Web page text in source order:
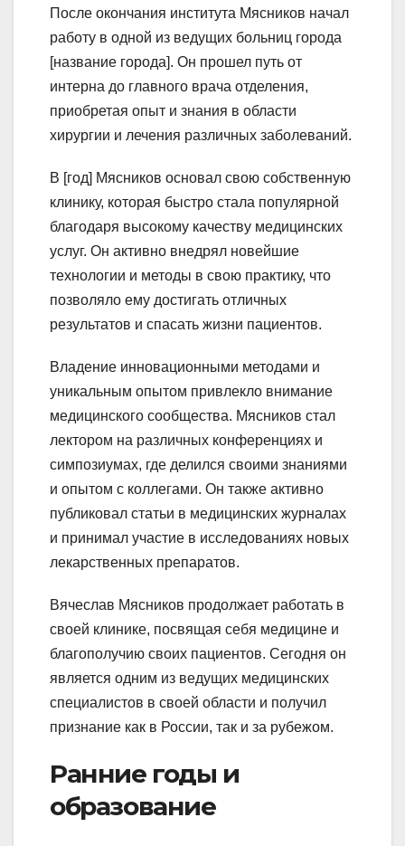
После окончания института Мясников начал
работу в одной из ведущих больниц города
[название города]. Он прошел путь от
интерна до главного врача отделения,
приобретая опыт и знания в области
хирургии и лечения различных заболеваний.
В [год] Мясников основал свою собственную
клинику, которая быстро стала популярной
благодаря высокому качеству медицинских
услуг. Он активно внедрял новейшие
технологии и методы в свою практику, что
позволяло ему достигать отличных
результатов и спасать жизни пациентов.
Владение инновационными методами и
уникальным опытом привлекло внимание
медицинского сообщества. Мясников стал
лектором на различных конференциях и
симпозиумах, где делился своими знаниями
и опытом с коллегами. Он также активно
публиковал статьи в медицинских журналах
и принимал участие в исследованиях новых
лекарственных препаратов.
Вячеслав Мясников продолжает работать в
своей клинике, посвящая себя медицине и
благополучию своих пациентов. Сегодня он
является одним из ведущих медицинских
специалистов в своей области и получил
признание как в России, так и за рубежом.
Ранние годы и
образование